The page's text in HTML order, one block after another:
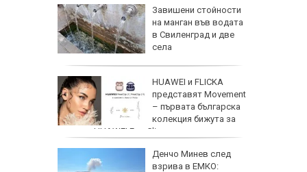
Завишени стойности
на манган във водата
в Свиленград и две
села
HUAWEI и FLICKA
представят Movement
– първата българска
колекция бижута за
серията HUAWEI FreeClip
Денчо Минев след
взрива в ЕМКО: